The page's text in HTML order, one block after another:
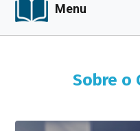
Menu
Sobre o